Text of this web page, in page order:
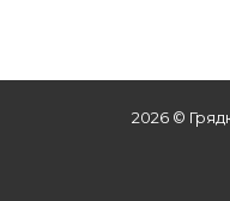
2026 ©